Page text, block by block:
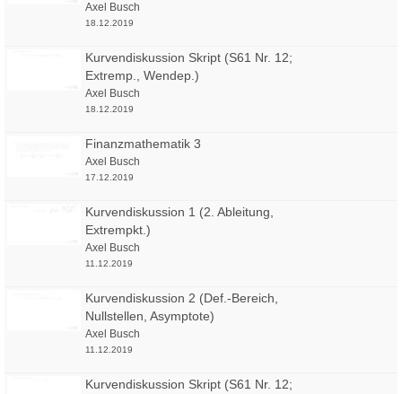
Axel Busch
18.12.2019
Kurvendiskussion Skript (S61 Nr. 12;
Extremp., Wendep.)
Axel Busch
18.12.2019
Finanzmathematik 3
Axel Busch
17.12.2019
Kurvendiskussion 1 (2. Ableitung,
Extrempkt.)
Axel Busch
11.12.2019
Kurvendiskussion 2 (Def.-Bereich,
Nullstellen, Asymptote)
Axel Busch
11.12.2019
Kurvendiskussion Skript (S61 Nr. 12;